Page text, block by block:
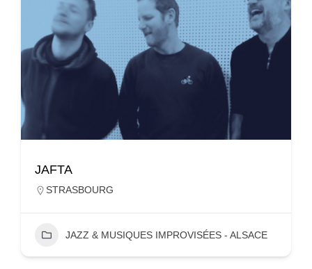
JAFTA
STRASBOURG
JAZZ & MUSIQUES IMPROVISÉES - ALSACE